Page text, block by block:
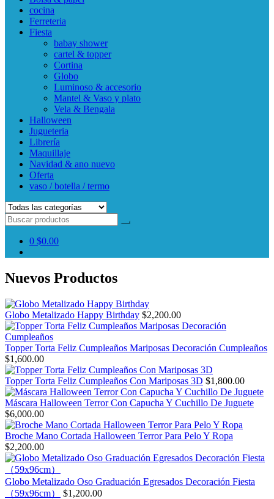
cocina
Ferreteria
Fiesta
babay shower
cartel & topper
Cortina
Globo
Luminoso & accesorio
Mantel & Vaso y plato
Vela & Bengala
Halloween
Jugueteria
Librería
Maquillaje
Navidad & ano nuevo
Oferta
vaso / botella / termo
0 $0.00
Nuevos Productos
Globo Metalizado Happy Birthday $2,200.00
Topper Torta Feliz Cumpleaños Mariposas Decoración Cumpleaños
$1,600.00
Topper Torta Feliz Cumpleaños Con Mariposas 3D $1,800.00
Máscara Halloween Terror Con Capucha Y Cuchillo De Juguete
$6,000.00
Broche Mano Cortada Halloween Terror Para Pelo Y Ropa
$2,200.00
Globo Metalizado Oso Graduación Egresados Decoración Fiesta
（59x96cm）
$1,200.00